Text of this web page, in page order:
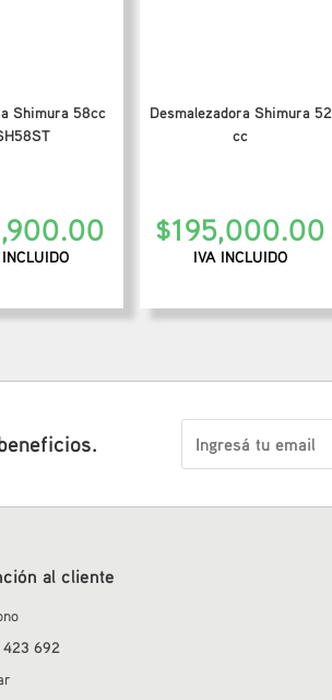
Shimura 58cc
Desmalezadora Shimura 52
cc
$195,000.00
IVA INCLUIDO
al cliente
423 692